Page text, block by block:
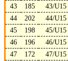
43
185 43/U15
44
202 44/U15
45
198 45/U15
46
196 46/U15
47
172 47/U15